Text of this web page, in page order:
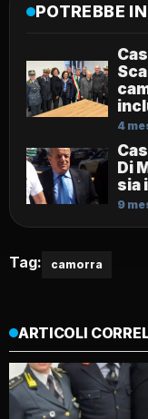
POTREBBE
4
Di
sia
9
Tag: camorra
ARTICOLI